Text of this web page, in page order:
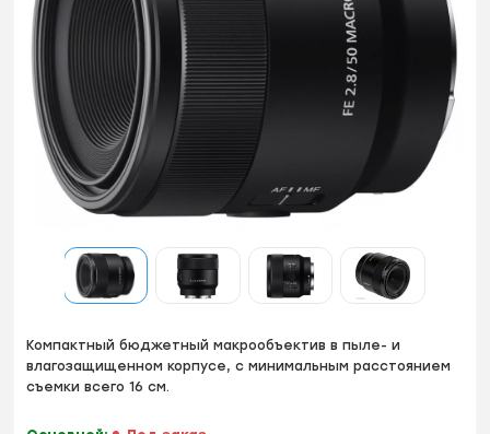
Компактный бюджетный макрообъектив в пыле- и
влагозащищенном корпусе, с минимальным расстоянием
съемки всего 16 см.